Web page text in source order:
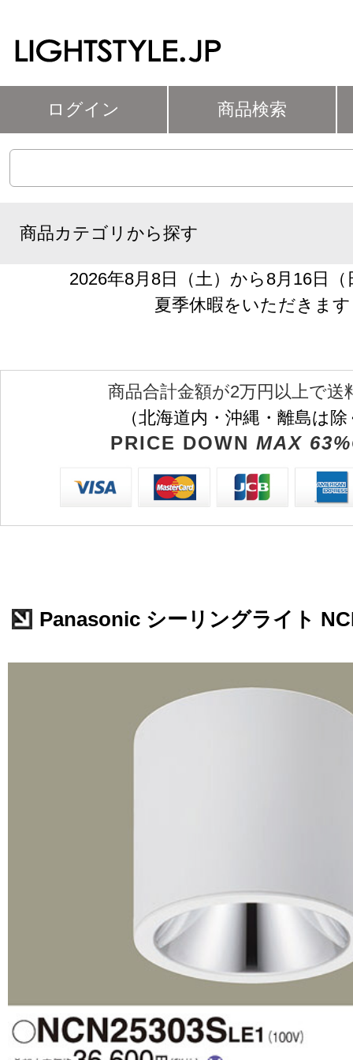
ログイン 商品検索
商品カテゴリから探す
2026年8月8日（土）から8月16日
夏季休暇をいただきます
商品合計金額が2万円以上で送
（北海道内・沖縄・離島は
PRICE DOWN MAX
Panasonic シーリングライト